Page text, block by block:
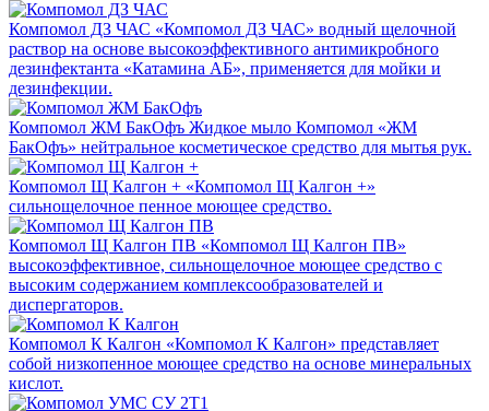
Компомол ДЗ ЧАС «Компомол ДЗ ЧАС» водный щелочной
раствор на основе высокоэффективного антимикробного
дезинфектанта «Катамина АБ», применяется для мойки и
дезинфекции.
Компомол ЖМ БакОфъ Жидкое мыло Компомол «ЖМ
БакОфъ» нейтральное косметическое средство для мытья рук.
Компомол Щ Калгон + «Компомол Щ Калгон +»
сильнощелочное пенное моющее средство.
Компомол Щ Калгон ПВ «Компомол Щ Калгон ПВ»
высокоэффективное, сильнощелочное моющее средство с
высоким содержанием комплексообразователей и
диспергаторов.
Компомол К Калгон «Компомол К Калгон» представляет
собой низкопенное моющее средство на основе минеральных
кислот.